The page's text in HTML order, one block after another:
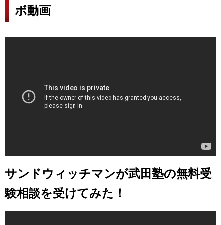
ボ動画
サンドウィッチマンが武田塾の無料受
験相談を受けてみた！